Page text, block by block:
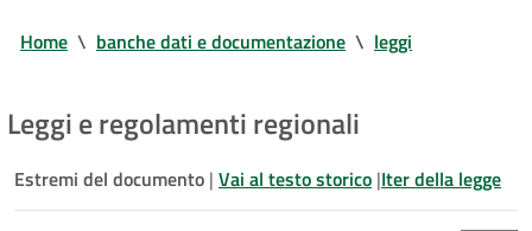
Home \ banche dati e documentazione \ leggi
Leggi e regolamenti regionali
Estremi del documento | Vai al testo storico |Iter della legge